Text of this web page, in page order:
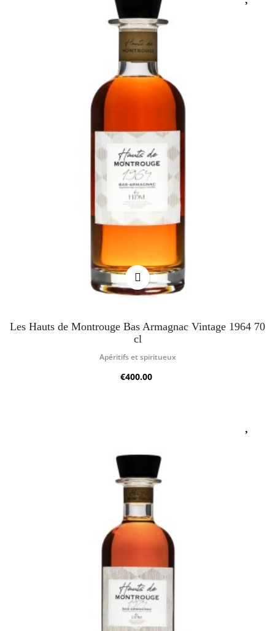
Les Hauts de Montrouge Bas Armagnac Vintage 1964 70
cl
Apéritifs et spiritueux
€400.00